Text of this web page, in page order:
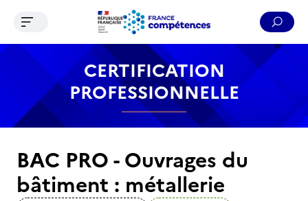
Contenu Recherche Menu Pied de page
Ouvrir le menu de navigation
CERTIFICATION
PROFESSIONNELLE
BAC PRO - Ouvrages du
bâtiment : métallerie